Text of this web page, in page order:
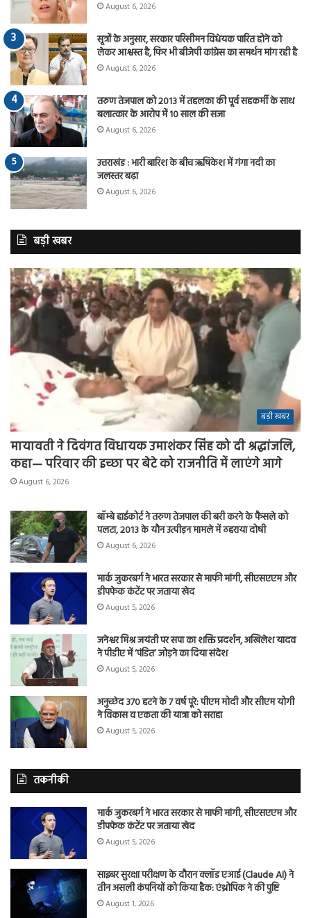
August 6, 2026
सूत्रों के अनुसार, सरकार परिसीमन विधेयक पारित होने को
लेकर आश्वस्त है, फिर भी बीजेपी कांग्रेस का समर्थन मांग रही है
August 6, 2026
तरुण तेजपाल को 2013 में तहलका की पूर्व सहकर्मी के साथ
बलात्कार के आरोप में 10 साल की सजा
August 6, 2026
उत्तराखंड : भारी बारिश के बीच ऋषिकेश में गंगा नदी का
जलस्तर बढ़ा
August 6, 2026
बड़ी खबर
बड़ी खबर
मायावती ने दिवंगत विधायक उमाशंकर सिंह को दी श्रद्धांजलि,
कहा— परिवार की इच्छा पर बेटे को राजनीति में लाएंगे आगे
August 6, 2026
बॉम्बे हाईकोर्ट ने तरुण तेजपाल की बरी करने के फैसले को
पलटा, 2013 के यौन उत्पीड़न मामले में ठहराया दोषी
August 6, 2026
मार्क जुकरबर्ग ने भारत सरकार से माफी मांगी, सीएसएएम और
डीपफेक कंटेंट पर जताया खेद
August 5, 2026
जनेश्वर मिश्र जयंती पर सपा का शक्ति प्रदर्शन, अखिलेश यादव
ने पीडीए में ‘पंडित’ जोड़ने का दिया संदेश
August 5, 2026
अनुच्छेद 370 हटने के 7 वर्ष पूरे: पीएम मोदी और सीएम योगी
ने विकास व एकता की यात्रा को सराहा
August 5, 2026
तकनीकी
मार्क जुकरबर्ग ने भारत सरकार से माफी मांगी, सीएसएएम और
डीपफेक कंटेंट पर जताया खेद
August 5, 2026
साइबर सुरक्षा परीक्षण के दौरान क्लॉड एआई (Claude AI) ने
तीन असली कंपनियों को किया हैक: एंथ्रोपिक ने की पुष्टि
August 1, 2026